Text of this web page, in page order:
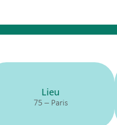
Lieu
75 – Paris